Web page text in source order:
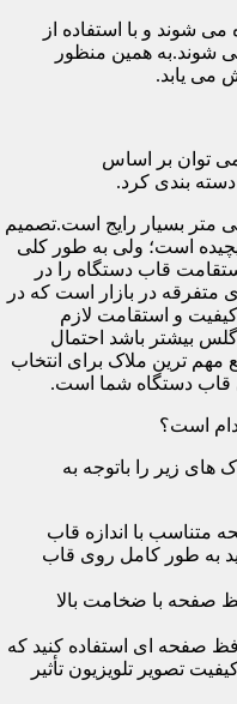
شوند و با استفاده از
شوند.به همین منظور
می یابد.
توان بر اساس
بندی کرد.
بازار ضخامت های 2،2.5 و 3 میلی متر بسیار رایج است.تصمیم
است؛ ولی به طور کلی
قاب دستگاه را در
متفرقه در بازار است که در
کیفیت و استقامت لازم
بیشتر باشد احتمال
ترین ملاک برای انتخاب
قاب دستگاه شما است.
است؟
زیر را باتوجه به
متناسب با اندازه قاب
به طور کامل روی قاب
با ضخامت بالا
صفحه ای استفاده کنید که
تصویر تلویزیون تأثیر